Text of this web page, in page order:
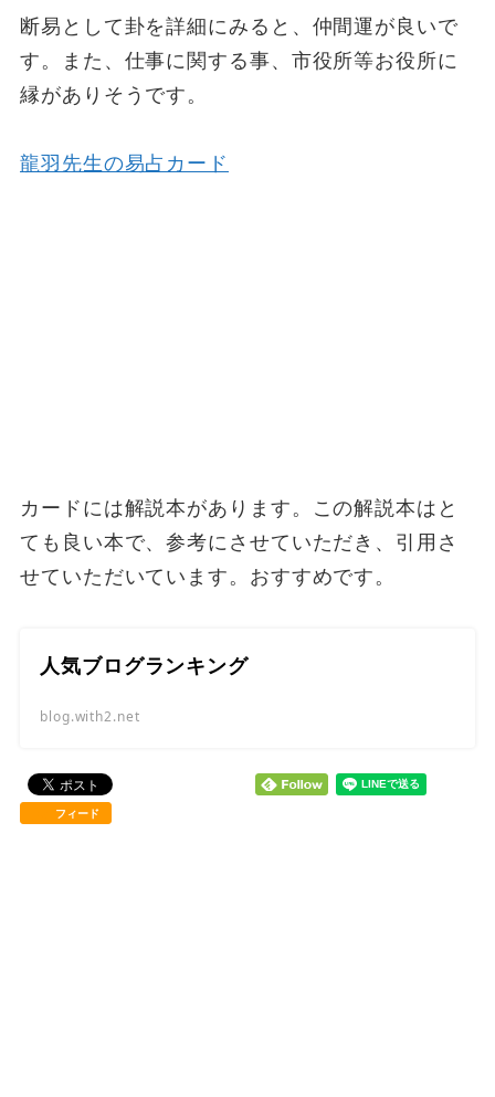
断易として卦を詳細にみると、仲間運が良いで
す。また、仕事に関する事、市役所等お役所に
縁がありそうです。
龍羽先生の易占カード
カードには解説本があります。この解説本はと
ても良い本で、参考にさせていただき、引用さ
せていただいています。おすすめです。
人気ブログランキング
blog.with2.net
フィード